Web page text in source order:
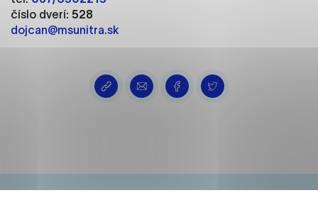
číslo dverí: 528
dojcan@msunitra.sk
ako je navigácia na stránke a prístup k
zabezpečeným oblastiam webovej stránky. Bez
týchto súborov cookie nemôže web správne
Analytické cookies
zbierajú anonymne a nie je možné ich spojiť s
konkrétnou osobou.